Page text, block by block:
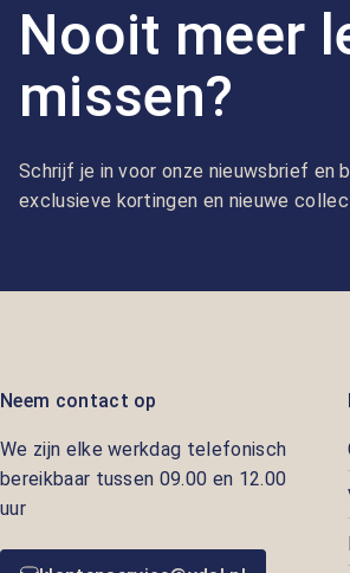
Nooit meer
missen?
Schrijf je in voor onze nieuwsbrief en
exclusieve kortingen en nieuwe
Neem contact op
We zijn elke werkdag telefonisch
bereikbaar tussen 09.00 en 12.00
uur